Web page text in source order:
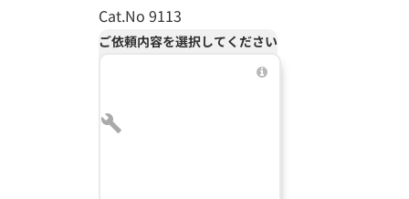
Cat.No 9113
ご依頼内容を選択してください